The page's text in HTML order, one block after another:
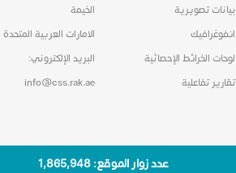
بيانات تصويرية
انفوغرافيك
لوحات الخرائط الإحصائية
تقارير تفاعلية
الخيمة
الامارات العربية المتحدة
البريد الإلكتروني:
info@css.rak.ae
عدد زوار الموقع: 1٬865٬948